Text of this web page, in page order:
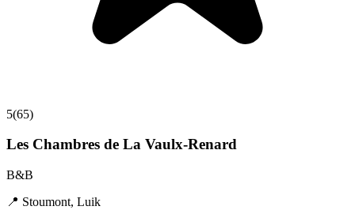
5(65)
Les Chambres de La Vaulx-Renard
B&B
📍 Stoumont, Luik